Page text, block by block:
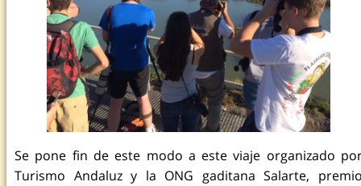
Se pone fin de este modo a este viaje organizado
Turismo Andaluz y la ONG gaditana Salarte,